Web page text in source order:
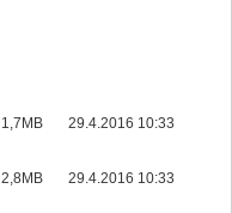
1,7MB 29.4.2016 10:33
2,8MB 29.4.2016 10:33